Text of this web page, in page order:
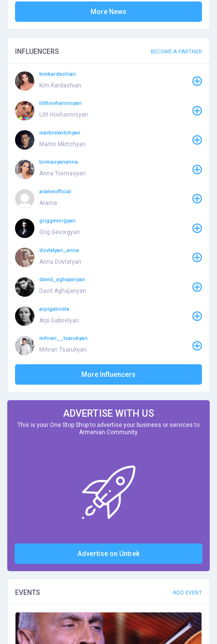
More News
INFLUENCERS BECOME A PARTNER
kimkardashian
Kim Kardashian
lilithovhannisyan
Lilit Hovhannisyan
martinmkrtchyan
Martin Mkrtchyan
tovmasyananna
Anna Tovmasyan
arameofficial
Arame
griggevorgyan
Grig Gevorgyan
dovlatyan_anna
Anna Dovlatyan
david_aghajanyan
Davit Aghajanyan
arpigabriela
Arpi Gabrielyan
mihran__tsarukyan
Mihran Tsarukyan
More Influencers
ADVERTISE WITH US
This is your One Stop Shop to advertise your business or services to
Armenian Community.
Advertise on Untrek
EVENTS ADD EVENT